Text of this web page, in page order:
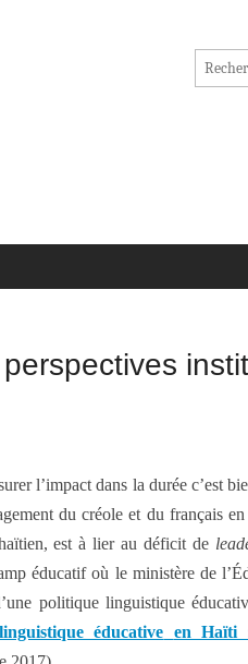
l’impact dans la durée c’est
du créole et du français
est à lier au déficit de
éducatif où le ministère de
politique linguistique
éducative en Haïti